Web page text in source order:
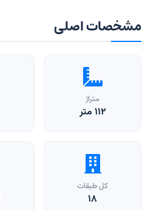
مشخصات اصلی
متراژ
۱۱۲ متر
کل طبقات
۱۸